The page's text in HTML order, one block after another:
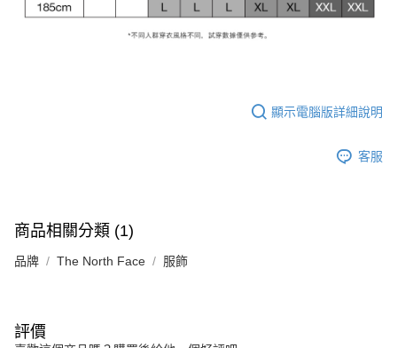
顯示電腦版詳細說明
客服
商品相關分類 (1)
品牌 The North Face 服飾
評價